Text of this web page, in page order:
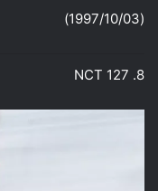
(1997/10/03) (1997/04/08)
8. NCT 127